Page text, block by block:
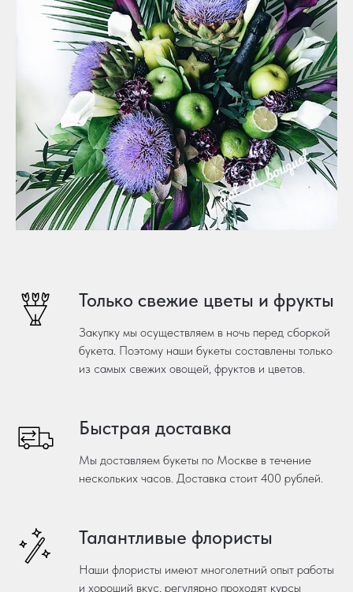
Только свежие цветы и фрукты
Закупку мы осуществляем в ночь перед сборкой
букета. Поэтому наши букеты составлены только
из самых свежих овощей, фруктов и цветов.
Быстрая доставка
Мы доставляем букеты по Москве в течение
нескольких часов. Доставка стоит 400 рублей.
Талантливые флористы
Наши флористы имеют многолетний опыт работы
и хороший вкус, регулярно проходят курсы